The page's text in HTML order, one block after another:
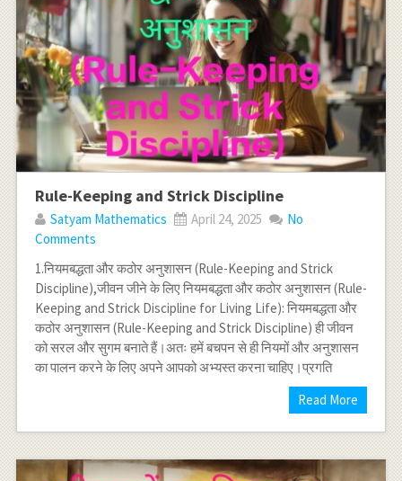
Rule-Keeping and Strick Discipline
Satyam Mathematics April 24, 2025
No
Comments
1.नियमबद्धता और कठोर अनुशासन (Rule-Keeping and Strick
Discipline),जीवन जीने के लिए नियमबद्धता और कठोर अनुशासन (Rule-
Keeping and Strick Discipline for Living Life): नियमबद्धता और
कठोर अनुशासन (Rule-Keeping and Strick Discipline) ही जीवन
को सरल और सुगम बनाते हैं।अतः हमें बचपन से ही नियमों और अनुशासन
का पालन करने के लिए अपने आपको अभ्यस्त करना चाहिए।प्रगति
Read More